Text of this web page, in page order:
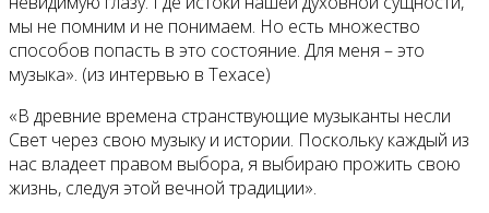
мы не помним и не понимаем. Но есть множество
способов попасть в это состояние. Для меня – это
музыка». (из интервью в Техасе)
«В древние времена странствующие музыканты несли
Свет через свою музыку и истории. Поскольку каждый из
нас владеет правом выбора, я выбираю прожить свою
жизнь, следуя этой вечной традиции».